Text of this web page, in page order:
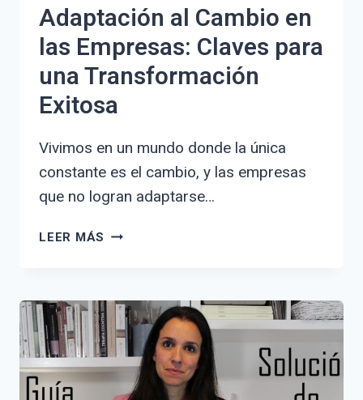
Adaptación al Cambio en
las Empresas: Claves para
una Transformación
Exitosa
Vivimos en un mundo donde la única
constante es el cambio, y las empresas
que no logran adaptarse…
LEER MÁS ADAPTACIÓN
LAS
EMPRESAS:
CLAVES
PARA
UNA